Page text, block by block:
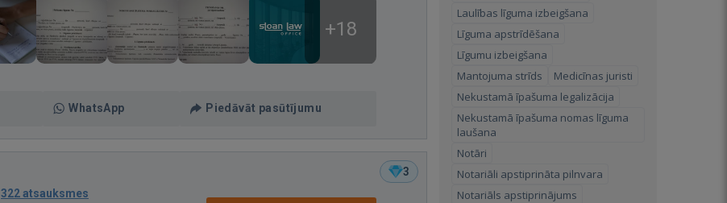
+18
WhatsApp Piedāvāt pasūtījumu
3
322 atsauksmes
Laulības līguma izbeigšana
Līguma apstrīdēšana
Līgumu izbeigšana
Mantojuma strīds
Medicīnas juristi
Nekustamā īpašuma legalizācija
Nekustamā īpašuma nomas līguma
laušana
Notāri
Notariāli apstiprināta pilnvara
Notariāls apstiprinājums